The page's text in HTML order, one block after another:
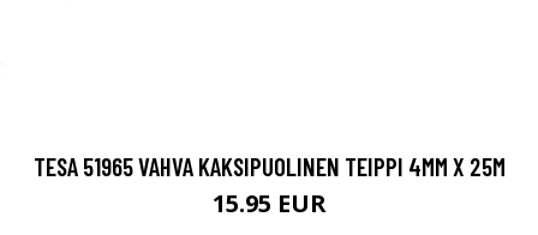
TESA 51965 VAHVA KAKSIPUOLINEN TEIPPI 4MM X 25M
15.95 EUR